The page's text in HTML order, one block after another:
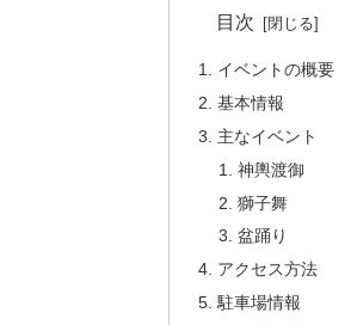
目次
イベントの概要
基本情報
主なイベント
神輿渡御
獅子舞
盆踊り
アクセス方法
駐車場情報